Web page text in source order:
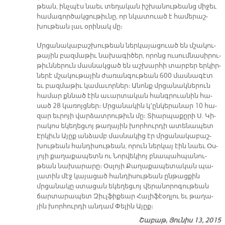
թեան, ինչ­պէս նաեւ տե­ղա­կան իշ­խա­նու­թեանց մի­ջեւ
համա­գոր­ծակ­ցու­թիւ­նը, որ նկա­տուած է հա­մե­րաշ­
խու­թեան լաւ օ­րի­նակ մը։
Մրցա­նա­կա­բաշ­խու­թեան ներ­կա­յա­ցուած են մշա­կու­
թա­յին բազ­մա­թիւ նա­խա­գի­ծեր, ո­րոնց ու­սում­նա­սի­րու­
թիւն­նե­րուն մաս­նակ­ցած են աշ­խար­հի տար­բեր եր­կիր­
նե­րէ մշա­կու­թա­յին ժա­ռան­գու­թեան 600 մաս­նա­գէտ
եւ բազ­մա­թիւ կա­մա­ւոր­ներ։ Ա­նոնք մրցա­նակ­նե­րուն
հա­մար քննած էին ա­ւար­տա­կան հանգ­րուա­նին հա­
սած 28 կա­ռոյց­ներ։ Մրցա­նա­կին կ՚ըն­կե­րա­նար 10 հա­
զար եւ­րո­յի վար­ձատ­րու­թիւն մը։ Տիար­պա­քը­րի Ս. Կի­
րա­կոս ե­կե­ղեց­ւոյ թա­ղա­յին խոր­հուր­դի ա­տե­նա­պետ
Էր­կիւն Ա­յըք ան­ձամբ մաս­նա­կից էր մրցա­նա­կա­բաշ­
խու­թեան հան­դի­սու­թեան, ո­րուն ներ­կայ էին նաեւ Օս­
լո­յի քա­ղա­քա­պետն ու Նոր­վե­կիոյ բնա­պահ­պա­նու­
թեան նա­խա­րա­րը։ Օս­լո­յի Քա­ղա­քա­պե­տա­կան պա­
լա­տին մէջ կա­յա­ցած հան­դի­սու­թեան ընթաց­քին
մրցա­նա­կը ստա­ցան ե­կե­ղեց­ւոյ վե­րա­նո­րո­գու­թեան
ճար­տա­րա­պետ Զիւլ­ֆի­քեար Հա­լի­ֆէօղ­լու եւ թա­ղա­
յին խոր­հուր­դի ան­դամ Փե­լին Ա­յըք։
Շաբաթ, Յունիս 13, 2015